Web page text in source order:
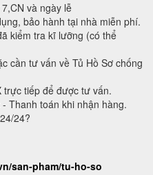
và ngày lễ
bảo hành tại nhà miễn phí.
kiểm tra kĩ lưỡng (có thể
cần tư vấn về Tủ Hồ Sơ chống
trực tiếp để được tư vấn.
Thanh toán khi nhận hàng.
24?
san-pham/tu-ho-so